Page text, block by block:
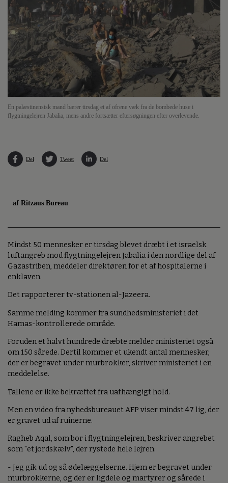
En palæstinensisk mand bærer tirsdag et af ofrene væk fra de bombede huse i
flygtningelejren Jabalia, mens andre fortsætter eftersøgningen efter overlevende.
Del Tweet Del
af Ritzaus Bureau
Mindst 50 mennesker er tirsdag blevet dræbt i et israelsk
luftangreb mod flygtningelejren Jabalia i den nordlige del af
Gazastriben, meddeler direktøren for et af hospitalerne i
enklaven.
Det rapporterer tv-stationen al-Jazeera.
Samme melding kommer fra sundhedsministeriet i det
Hamas-kontrollerede område.
Foruden et halvt hundrede dræbte melder ministeriet også
om 150 sårede. Dertil kommer et ukendt antal mennesker,
der er begravet under murbrokker, skriver ministeriet i en
meddelelse.
Tallene er ikke bekræftet fra uafhængigt hold.
Men en video fra nyhedsbureauet AFP viser mindst 47 lig, der
er gravet ud af ruinerne.
Ragheb Aqal, som bor i flygtningelejren, beskriver angrebet
som "et jordskælv", der rystede hele lejren.
- Jeg gik ud og så ødelæggelserne. Hjem er begravet under
murbrokkerne, og der er ligdele og martyrer og sårede i